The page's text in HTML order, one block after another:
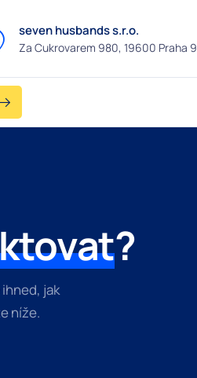
seven husbands s.r.o.
Za Cukrovarem 980, 19600 Praha 9
?
jak
níže.